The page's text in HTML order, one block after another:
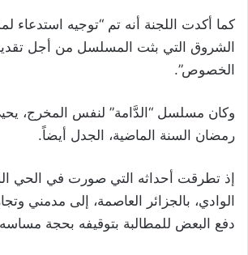
كما أكدت اللجنة أنه تم “توجيه استدعاء
الشروق التي بثت المسلسل من أجل
الخصوص”.
وكان مسلسل “الدَّامة” لنفس المخرج،
رمضان السنة الماضية، الجدل أيضاً.
إذ تطرقت أحداثه التي صورت في الحي
الوادي، بالجزائر العاصمة، إلى مدمني
دفع البعض للمطالبة بتوقيفه بحجة